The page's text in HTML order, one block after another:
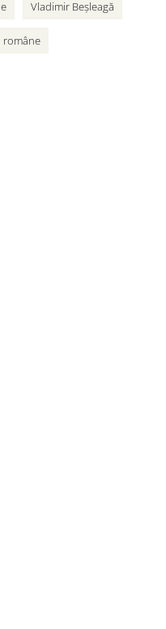
Vladimir Beșleagă
române